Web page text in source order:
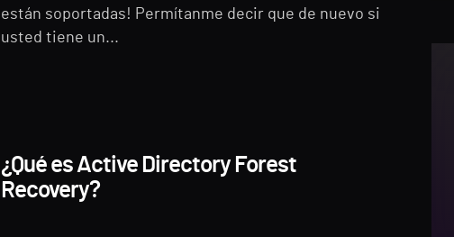
están soportadas! Permítanme decir que de nuevo si
usted tiene un...
¿Qué es Active Directory Forest
Recovery?